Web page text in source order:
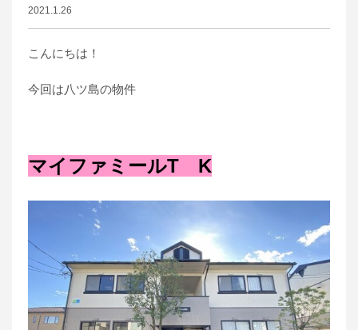
2021.1.26
こんにちは！
今回は八ツ島の物件
マイファミールT K